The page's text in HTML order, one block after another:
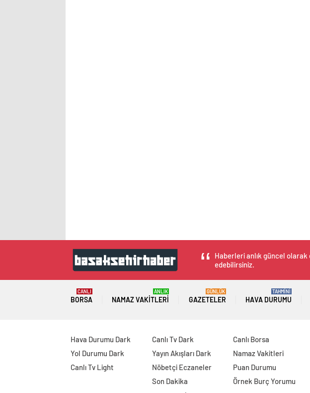
Haberleri anlık güncel
edebilirsiniz.
BORSA
CANLI
NAMAZ VAKITLERI
ANLIK
GAZETELER
GÜNLÜK
HAVA DURUMU
TAHMİNİ
Hava Durumu Dark
Yol Durumu Dark
Canlı Tv Light
Canlı Tv Dark
Yayın Akışları Dark
Nöbetçi Eczaneler
Son Dakika
Canlı Borsa
Namaz Vakitleri
Puan Durumu
Örnek Burç Yorumu